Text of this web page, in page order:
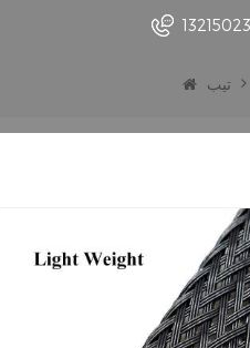
تيب